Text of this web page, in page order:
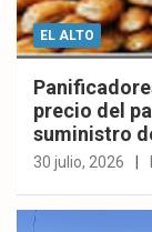
EL ALTO
precio del
suministro
30 julio, 2026